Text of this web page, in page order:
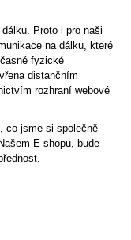
Proto i pro naši
na dálku, které
fyzické
distančním
rozhraní webové
co jsme si společně
E-shopu, bude